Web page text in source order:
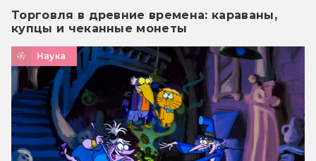
Торговля в древние времена: караваны,
купцы и чеканные монеты
Наука